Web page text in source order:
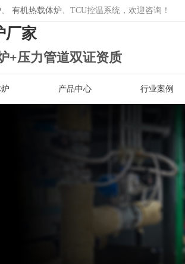
、 有机热载体炉 、TCU控温系统，欢迎咨询！
厂家
+压力管道双证资质
产品中心 行业案例